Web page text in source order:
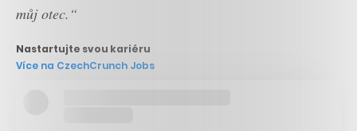
můj otec.“
Nastartujte svou kariéru
Více na CzechCrunch Jobs